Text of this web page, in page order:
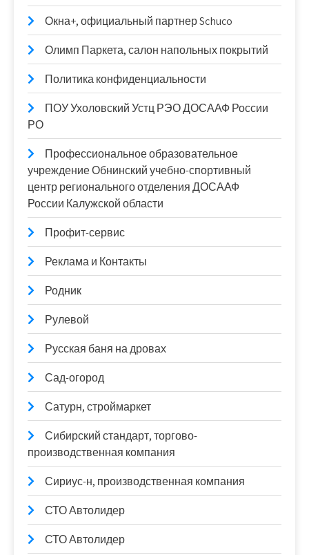
Окна+, официальный партнер Schuco
Олимп Паркета, салон напольных покрытий
Политика конфиденциальности
ПОУ Ухоловский Устц РЭО ДОСААФ России
РО
Профессиональное образовательное
учреждение Обнинский учебно-спортивный
центр регионального отделения ДОСААФ
России Калужской области
Профит-сервис
Реклама и Контакты
Родник
Рулевой
Русская баня на дровах
Сад-огород
Сатурн, строймаркет
Сибирский стандарт, торгово-
производственная компания
Сириус-н, производственная компания
СТО Автолидер
СТО Автолидер